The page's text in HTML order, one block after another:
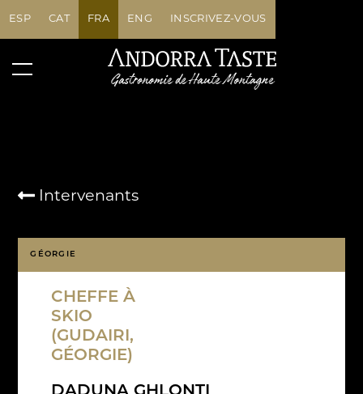
ESP CAT FRA ENG INSCRIVEZ-VOUS
Intervenants
GÉORGIE
CHEFFE À
SKIO
(GUDAIRI,
GÉORGIE)